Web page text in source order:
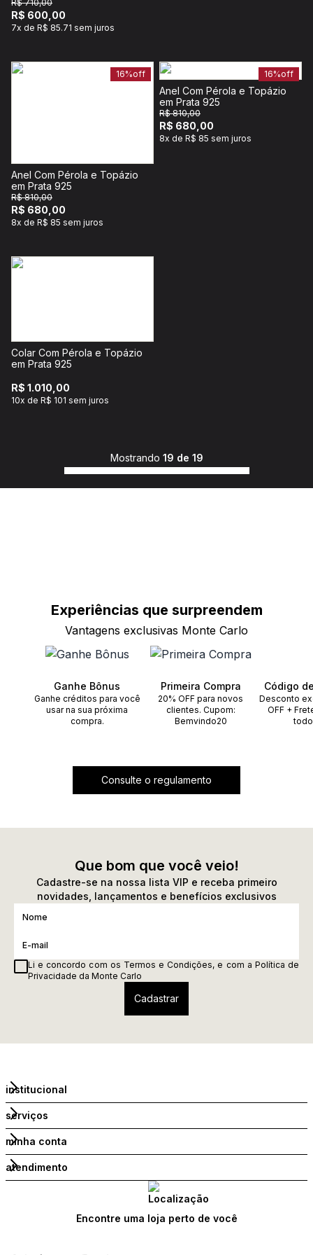
R$ 710,00
R$ 600,00
7x de R$ 85.71 sem juros
16%off
Anel Com Pérola e Topázio
em Prata 925
R$ 810,00
R$ 680,00
8x de R$ 85 sem juros
16%off
Anel Com Pérola e Topázio
em Prata 925
R$ 810,00
R$ 680,00
8x de R$ 85 sem juros
Colar Com Pérola e Topázio
em Prata 925
R$ 1.010,00
10x de R$ 101 sem juros
Mostrando 19 de 19
Experiências que surpreendem
Vantagens exclusivas Monte Carlo
Ganhe Bônus
Ganhe créditos para você
usar na sua próxima
compra.
Primeira Compra
20% OFF para novos
clientes. Cupom:
Bemvindo20
Código
Desconto
OFF +
Consulte o regulamento
Que bom que você veio!
Cadastre-se na nossa lista VIP e receba primeiro
novidades, lançamentos e benefícios exclusivos
Li e concordo com os Termos e Condições, e com a Política de
Privacidade da Monte Carlo
institucional
serviços
minha conta
atendimento
Encontre uma loja perto de você